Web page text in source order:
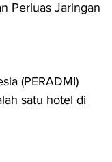
Perluas Jaringan
(PERADMI)
satu hotel di